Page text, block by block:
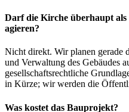
Darf die Kirche überhaupt
agieren?
Nicht direkt. Wir planen gerade
und Verwaltung des Gebäudes
gesellschaftsrechtliche
in Kürze; wir werden die
Was kostet das Bauprojekt?